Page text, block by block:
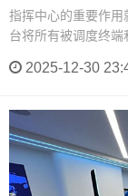
指挥中心的重要作
台将所有被调度终端
2025-12-30